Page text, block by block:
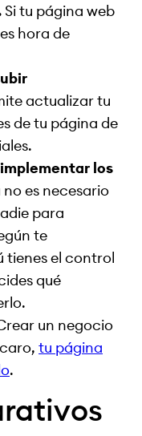
Si tu página web
hora de
actualizar tu
de tu página de
los
no es necesario
para
te
tienes el control
qué
un negocio
tu página
.